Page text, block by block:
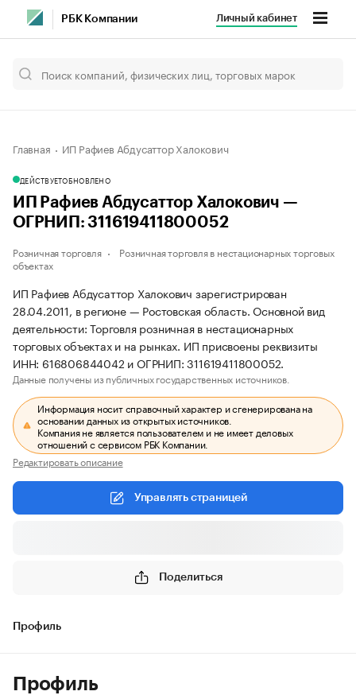
РБК Компании Личный кабинет
Главная ИП Рафиев Абдусаттор Халокович
ДЕЙСТВУЕТОБНОВЛЕНО
ИП Рафиев Абдусаттор Халокович —
ОГРНИП: 311619411800052
Розничная торговля
Розничная торговля в нестационарных торговых
объектах
ИП Рафиев Абдусаттор Халокович зарегистрирован
28.04.2011, в регионе — Ростовская область. Основной вид
деятельности: Торговля розничная в нестационарных
торговых объектах и на рынках. ИП присвоены реквизиты
ИНН: 616806844042 и ОГРНИП: 311619411800052.
Данные получены из публичных государственных источников.
Информация носит справочный характер и сгенерирована на
основании данных из открытых источников.
Компания не является пользователем и не имеет деловых
отношений с сервисом РБК Компании.
Редактировать описание
Управлять страницей
Поделиться
Профиль
Профиль